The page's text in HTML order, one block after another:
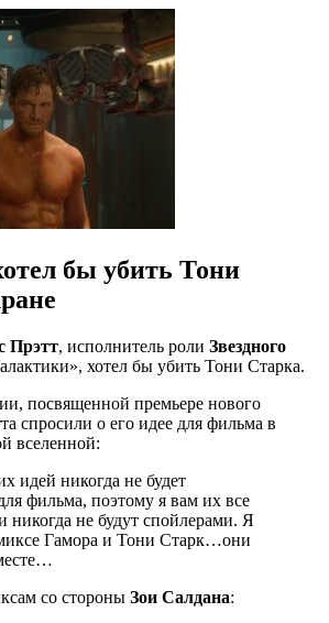
бы убить Тони
Прэтт, исполнитель роли Звездного
хотел бы убить Тони Старка.
посвященной премьере нового
спросили о его идее для фильма в
вселенной:
идей никогда не будет
фильма, поэтому я вам их все
никогда не будут спойлерами. Я
Гамора и Тони Старк…они
со стороны Зои Салдана: